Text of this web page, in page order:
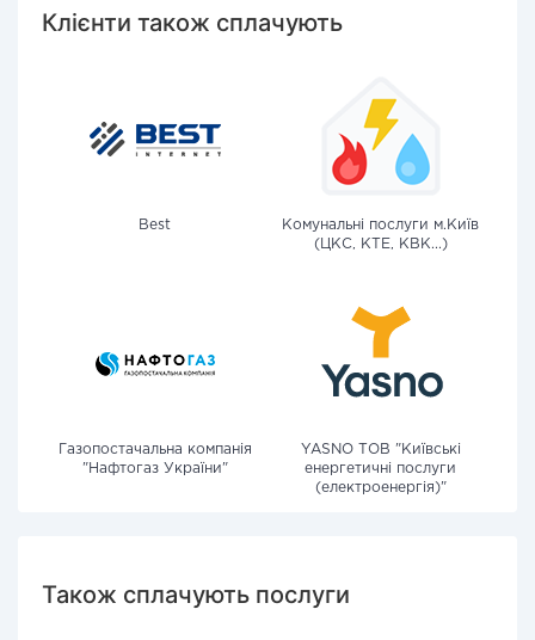
Клієнти також сплачують
Best
Комунальні послуги м.Київ
(ЦКС, КТЕ, КВК...)
Газопостачальна компанія
"Нафтогаз України"
YASNO ТОВ "Київські
енергетичні послуги
(електроенергія)"
Також сплачують послуги